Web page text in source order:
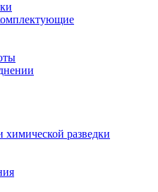
разведки